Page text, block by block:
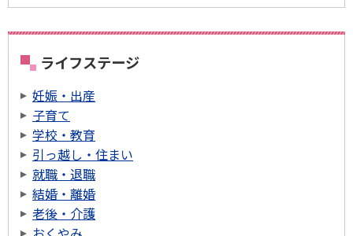
ライフステージ
妊娠・出産
子育て
学校・教育
引っ越し・住まい
就職・退職
結婚・離婚
老後・介護